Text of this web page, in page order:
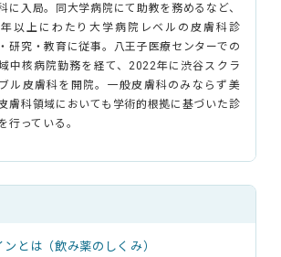
に入局。同大学病院にて助教を務めるなど、
以上にわたり大学病院レベルの皮膚科診
研究・教育に従事。八王子医療センターでの
中核病院勤務を経て、2022年に渋谷スクラ
ル皮膚科を開院。一般皮膚科のみならず美
膚科領域においても学術的根拠に基づいた診
行っている。
とは（飲み薬のしくみ）